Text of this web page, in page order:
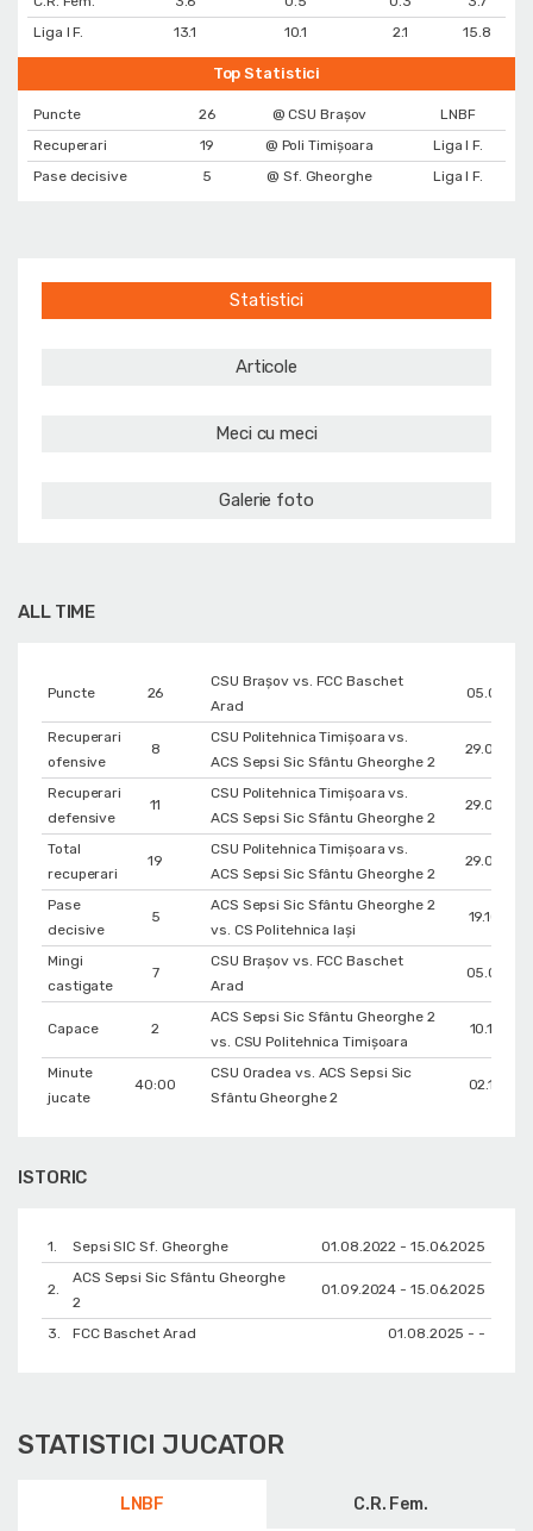
Liga I F.
13.1 10.1 2.1 15.8
Top Statistici
Puncte 26 @ CSU Brașov
LNBF
Recuperari
19 @ Poli Timișoara
Liga I F.
Pase decisive
5 @ Sf. Gheorghe Liga I F.
Statistici
Articole
Meci cu meci
Galerie foto
ALL TIME
Puncte 26
CSU Braşov vs. FCC Baschet
Arad
Recuperari
ofensive
8
CSU Politehnica Timișoara vs.
ACS Sepsi Sic Sfântu Gheorghe 2
Recuperari
defensive
11
CSU Politehnica Timișoara vs.
ACS Sepsi Sic Sfântu Gheorghe 2
Total
recuperari
19
CSU Politehnica Timișoara vs.
ACS Sepsi Sic Sfântu Gheorghe 2
Pase
decisive
5
ACS Sepsi Sic Sfântu Gheorghe 2
vs. CS Politehnica Iași
Mingi
castigate
7
CSU Braşov vs. FCC Baschet
Arad
Capace 2
ACS Sepsi Sic Sfântu Gheorghe 2
vs. CSU Politehnica Timișoara
Minute
jucate
40:00
CSU Oradea vs. ACS Sepsi Sic
Sfântu Gheorghe 2
ISTORIC
1. Sepsi SIC Sf. Gheorghe 01.08.2022 - 15.06.2025
2.
ACS Sepsi Sic Sfântu Gheorghe
2
01.09.2024 - 15.06.2025
3. FCC Baschet Arad 01.08.2025 - -
STATISTICI JUCATOR
LNBF C.R. Fem.